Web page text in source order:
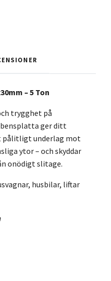
– 5 Ton
trygghet på
ger ditt
pålitligt underlag mot
ytor – och skyddar
onödigt slitage.
husbilar, liftar